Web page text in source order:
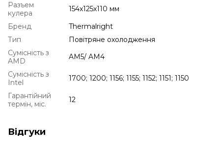
Разъем
кулера
154х125х110 мм
Бренд
Thermalright
Тип
Повітряне охолодження
Сумісність з
AMD
AM5/ AM4
Сумісність з
Intel
1700; 1200; 1156; 1155; 1152; 1151; 1150
Гарантійний
термін, міс.
12
Відгуки